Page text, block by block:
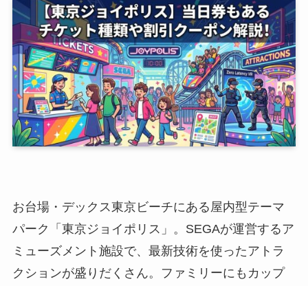
お台場・デックス東京ビーチにある屋内型テーマ
パーク「東京ジョイポリス」。SEGAが運営するア
ミューズメント施設で、最新技術を使ったアトラ
クションが盛りだくさん。ファミリーにもカップ